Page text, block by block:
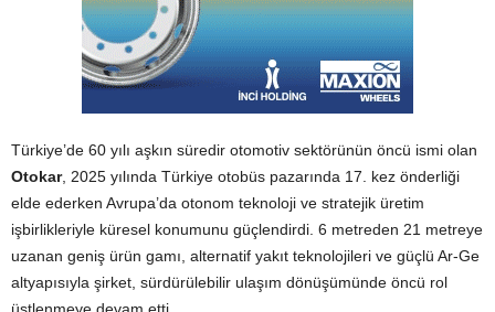
Türkiye’de 60 yılı aşkın süredir otomotiv sektörünün öncü ismi olan
Otokar, 2025 yılında Türkiye otobüs pazarında 17. kez önderliği
elde ederken Avrupa’da otonom teknoloji ve stratejik üretim
işbirlikleriyle küresel konumunu güçlendirdi. 6 metreden 21 metreye
uzanan geniş ürün gamı, alternatif yakıt teknolojileri ve güçlü Ar-Ge
altyapısıyla şirket, sürdürülebilir ulaşım dönüşümünde öncü rol
üstlenmeye devam etti.